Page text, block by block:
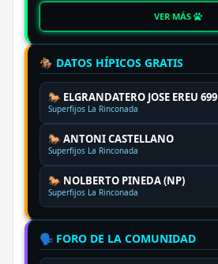
VER MÁS
🏇 DATOS HÍPICOS GRATIS
🐎 ELGRANDATERO JOSE EREU 699
Superfijos La Rinconada
🐎 ANTONI CASTELLANO
Superfijos La Rinconada
🐎 NOLBERTO PINEDA (NP)
Superfijos La Rinconada
🗣️ FORO DE LA COMUNIDAD